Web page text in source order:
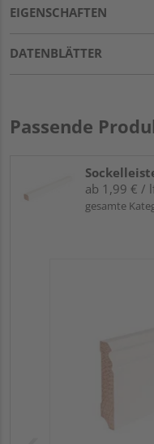
EIGENSCHAFTEN
DATENBLÄTTER
Passende
ab 1,99 € /
gesamte